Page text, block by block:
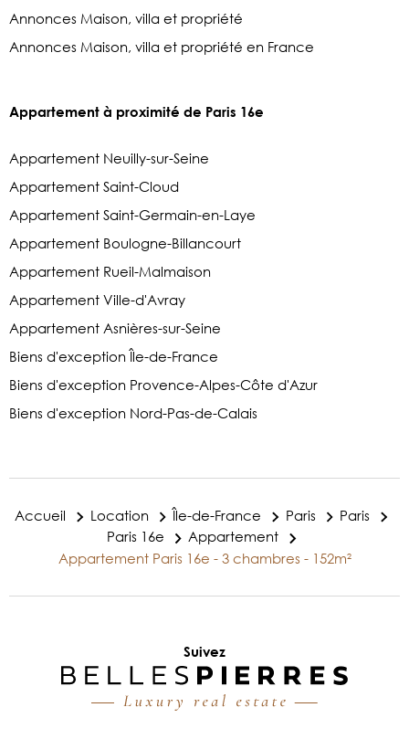
Annonces Maison, villa et propriété
Annonces Maison, villa et propriété en France
Appartement à proximité de Paris 16e
Appartement Neuilly-sur-Seine
Appartement Saint-Cloud
Appartement Saint-Germain-en-Laye
Appartement Boulogne-Billancourt
Appartement Rueil-Malmaison
Appartement Ville-d'Avray
Appartement Asnières-sur-Seine
Biens d'exception Île-de-France
Biens d'exception Provence-Alpes-Côte d'Azur
Biens d'exception Nord-Pas-de-Calais
Accueil Location Île-de-France Paris
Paris
Paris 16e
Appartement
Appartement Paris 16e - 3 chambres - 152m²
Suivez